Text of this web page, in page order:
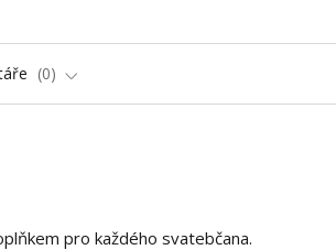
0
pro každého svatebčana.